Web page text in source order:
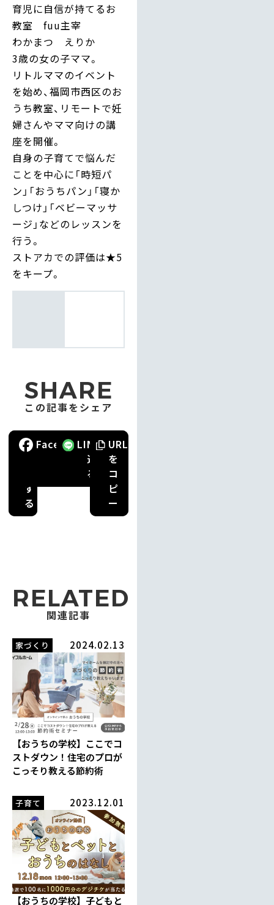
育児に自信が持てるお
教室 fuu主宰
わかまつ えりか
3歳の女の子ママ。
リトルママのイベント
を始め、福岡市西区のお
うち教室、リモートで妊
婦さんやママ向けの講
座を開催。
自身の子育てで悩んだ
ことを中心に「時短パ
ン」「おうちパン」「寝か
しつけ」「ベビーマッサ
ージ」などのレッスンを
行う。
ストアカでの評価は★5
をキープ。
SHARE
この記事をシェア
ポ
す
る
Facebook
で LINE
で
送
る
URL
を
コ
ピ
ー
RELATED
関連記事
家づくり 2024.02.13
【おうちの学校】ここでコ
ストダウン！住宅のプロが
こっそり教える節約術
子育て 2023.12.01
【おうちの学校】子どもと